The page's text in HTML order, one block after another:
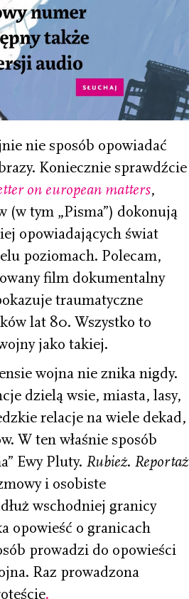
nie sposób opowiadać
Koniecznie sprawdźcie
on european matters,
(w tym „Pisma”) dokonują
opowiadających świat
poziomach. Polecam,
film dokumentalny
traumatyczne
lat 80. Wszystko to
jako takiej.
wojna nie znika nigdy.
dzielą wsie, miasta, lasy,
relacje na wiele dekad,
W ten właśnie sposób
Ewy Pluty. Rubież. Reportaż
i osobiste
wschodniej granicy
opowieść o granicach
prowadzi do opowieści
Raz prowadzona
.